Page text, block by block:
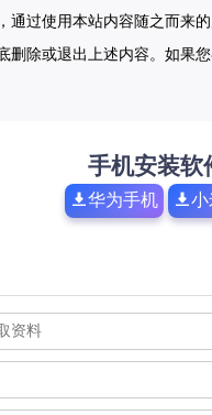
通过使用本站内容随之而来
删除或退出上述内容。如果
手机安装软
华为手机 小